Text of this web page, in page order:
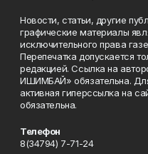
Новости, статьи, другие
графические материалы
исключительного права
Перепечатка допускается
редакцией. Ссылка на
ИШИМБАЙ» обязательна.
активная гиперссылка на
обязательна.
Телефон
8(34794) 7-71-24